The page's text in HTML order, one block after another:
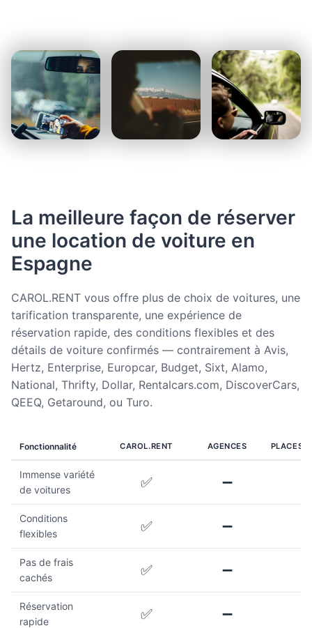
La meilleure façon de réserver
une location de voiture en
Espagne
CAROL.RENT vous offre plus de choix de voitures, une
tarification transparente, une expérience de
réservation rapide, des conditions flexibles et des
détails de voiture confirmés — contrairement à Avis,
Hertz, Enterprise, Europcar, Budget, Sixt, Alamo,
National, Thrifty, Dollar, Rentalcars.com, DiscoverCars,
QEEQ, Getaround, ou Turo.
Fonctionnalité CAROL.RENT AGENCES PLACES
Immense variété
de voitures
✅ ➖
Conditions
flexibles
✅ ➖
Pas de frais
cachés
✅ ➖
Réservation
rapide
✅ ➖